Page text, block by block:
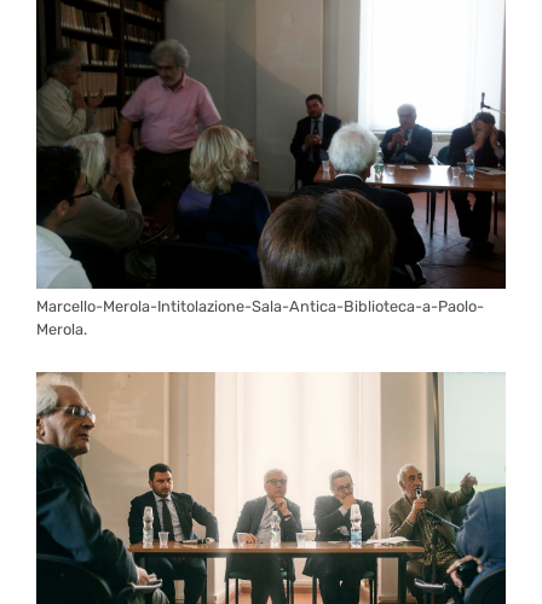
Marcello-Merola-Intitolazione-Sala-Antica-Biblioteca-a-Paolo-
Merola.